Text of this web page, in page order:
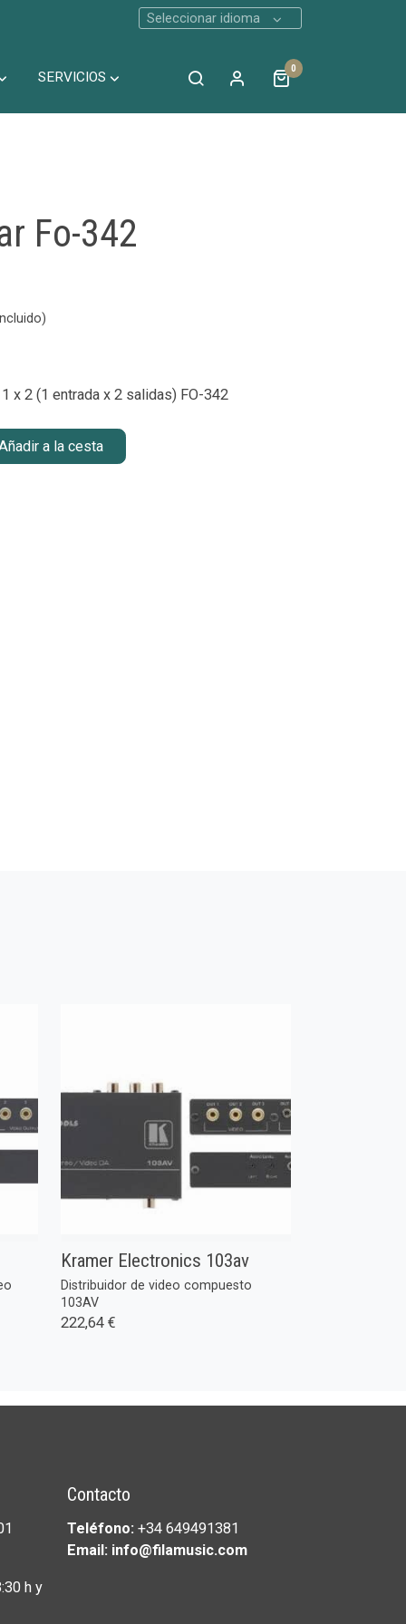
Seleccionar idioma
SERVICIOS
0
Fo-342
x 2 (1 entrada x 2 salidas) FO-342
a la cesta
Kramer Electronics 103av
Distribuidor de video compuesto
103AV
222,64 €
h y
Contacto
Teléfono: +34 649491381
Email: info@filamusic.com